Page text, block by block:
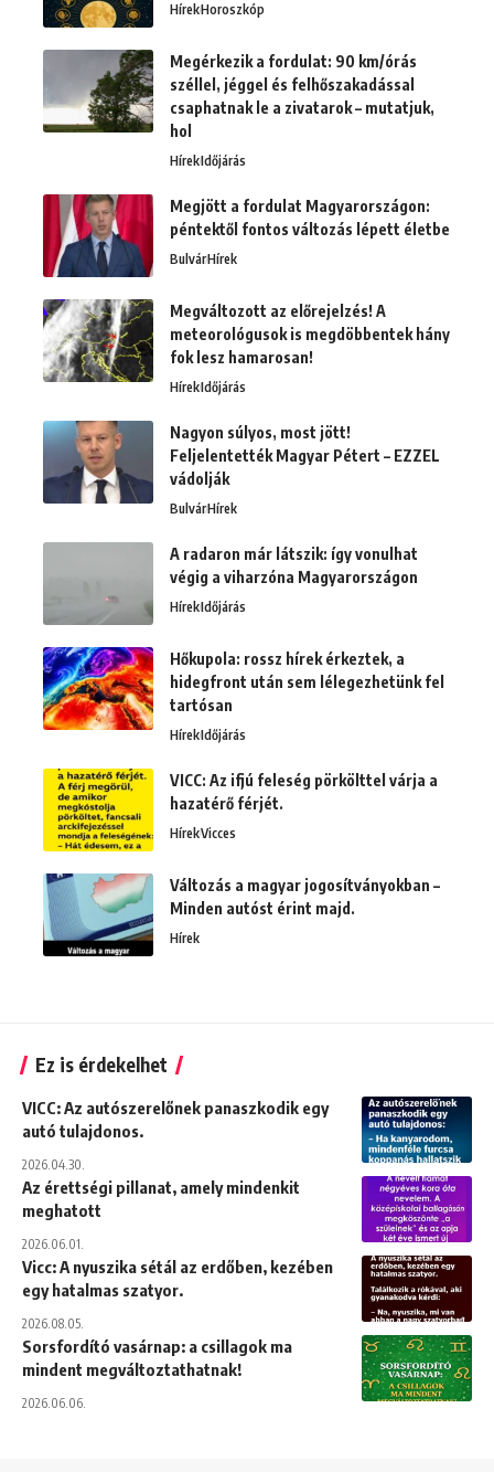
HírekHoroszkóp
Megérkezik a fordulat: 90 km/órás
széllel, jéggel és felhőszakadással
csaphatnak le a zivatarok – mutatjuk,
hol
HírekIdőjárás
Megjött a fordulat Magyarországon:
péntektől fontos változás lépett életbe
BulvárHírek
Megváltozott az előrejelzés! A
meteorológusok is megdöbbentek hány
fok lesz hamarosan!
HírekIdőjárás
Nagyon súlyos, most jött!
Feljelentették Magyar Pétert – EZZEL
vádolják
BulvárHírek
A radaron már látszik: így vonulhat
végig a viharzóna Magyarországon
HírekIdőjárás
Hőkupola: rossz hírek érkeztek, a
hidegfront után sem lélegezhetünk fel
tartósan
HírekIdőjárás
VICC: Az ifjú feleség pörkölttel várja a
hazatérő férjét.
HírekVicces
Változás a magyar jogosítványokban –
Minden autóst érint majd.
Hírek
Ez is érdekelhet
VICC: Az autószerelőnek panaszkodik egy
autó tulajdonos.
2026.04.30.
Az érettségi pillanat, amely mindenkit
meghatott
2026.06.01.
Vicc: A nyuszika sétál az erdőben, kezében
egy hatalmas szatyor.
2026.08.05.
Sorsfordító vasárnap: a csillagok ma
mindent megváltoztathatnak!
2026.06.06.